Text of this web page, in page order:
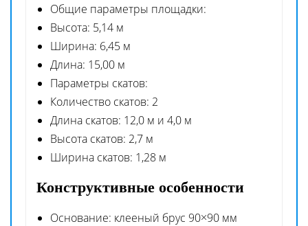
Общие параметры площадки:
Высота: 5,14 м
Ширина: 6,45 м
Длина: 15,00 м
Параметры скатов:
Количество скатов: 2
Длина скатов: 12,0 м и 4,0 м
Высота скатов: 2,7 м
Ширина скатов: 1,28 м
Конструктивные особенности
Основание: клееный брус 90×90 мм